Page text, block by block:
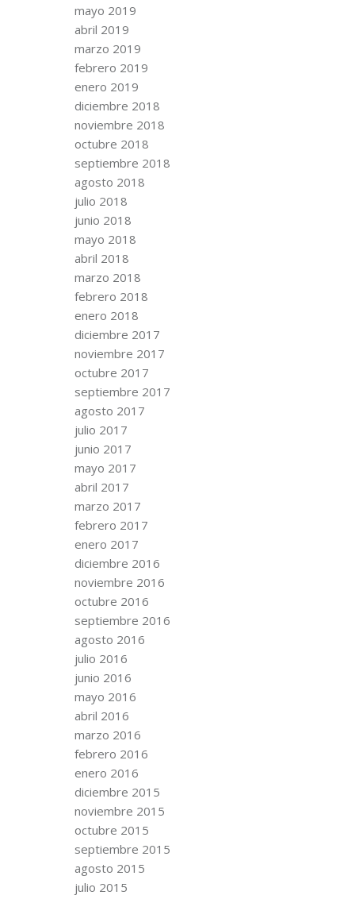
mayo 2019
abril 2019
marzo 2019
febrero 2019
enero 2019
diciembre 2018
noviembre 2018
octubre 2018
septiembre 2018
agosto 2018
julio 2018
junio 2018
mayo 2018
abril 2018
marzo 2018
febrero 2018
enero 2018
diciembre 2017
noviembre 2017
octubre 2017
septiembre 2017
agosto 2017
julio 2017
junio 2017
mayo 2017
abril 2017
marzo 2017
febrero 2017
enero 2017
diciembre 2016
noviembre 2016
octubre 2016
septiembre 2016
agosto 2016
julio 2016
junio 2016
mayo 2016
abril 2016
marzo 2016
febrero 2016
enero 2016
diciembre 2015
noviembre 2015
octubre 2015
septiembre 2015
agosto 2015
julio 2015